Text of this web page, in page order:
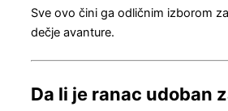
Sve ovo čini ga odličnim izborom
dečje avanture.
Da li je ranac udoban